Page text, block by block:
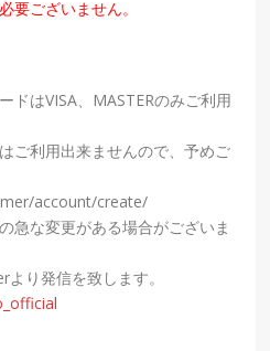
要ございません。
ドはVISA、MASTERのみご利用
ご利用出来ませんので、予めご
account/create/
急な変更がある場合がございま
り発信を致します。